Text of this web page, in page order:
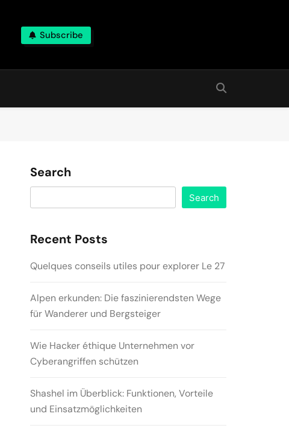
Subscribe
Search
Search
Recent Posts
Quelques conseils utiles pour explorer Le 27
Alpen erkunden: Die faszinierendsten Wege
für Wanderer und Bergsteiger
Wie Hacker éthique Unternehmen vor
Cyberangriffen schützen
Shashel im Überblick: Funktionen, Vorteile
und Einsatzmöglichkeiten